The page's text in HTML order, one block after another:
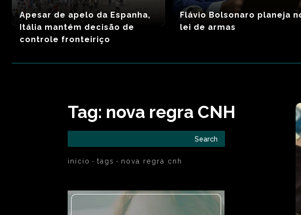
Apesar de apelo da Espanha,
Itália mantém decisão de
controle fronteiriço
Flávio Bolsonaro planeja
lei de armas
Tag: nova regra CNH
Search
início tags nova regra cnh